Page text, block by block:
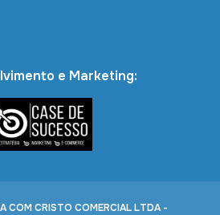
e Marketing:
COM CRISTO COMERCIAL LTDA -